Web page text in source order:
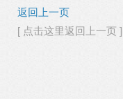
返回上一页
[ 点击这里返回上一页 ]